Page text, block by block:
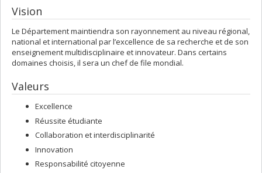
Vision
Le Département maintiendra son rayonnement au niveau régional,
national et international par l’excellence de sa recherche et de son
enseignement multidisciplinaire et innovateur. Dans certains
domaines choisis, il sera un chef de file mondial.
Valeurs
Excellence
Réussite étudiante
Collaboration et interdisciplinarité
Innovation
Responsabilité citoyenne